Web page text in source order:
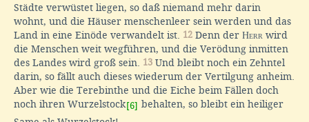
Städte verwüstet liegen, so daß niemand mehr darin
wohnt, und die Häuser menschenleer sein werden und das
Land in eine Einöde verwandelt ist. 12 Denn der Herr wird
die Menschen weit wegführen, und die Verödung inmitten
des Landes wird groß sein. 13 Und bleibt noch ein Zehntel
darin, so fällt auch dieses wiederum der Vertilgung anheim.
Aber wie die Terebinthe und die Eiche beim Fällen doch
noch ihren Wurzelstock[6] behalten, so bleibt ein heiliger